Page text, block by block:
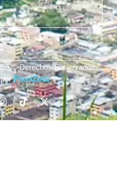
© Derechos Reservados.
porPixelZeta